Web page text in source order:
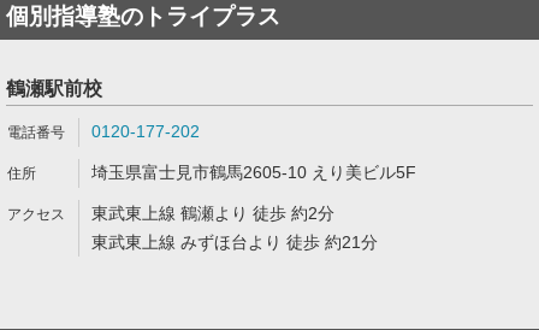
個別指導塾のトライプラス
鶴瀬駅前校
0120-177-202
埼玉県富士見市鶴馬2605-10 えり美ビル5F
東武東上線 鶴瀬より 徒歩 約2分
東武東上線 みずほ台より 徒歩 約21分